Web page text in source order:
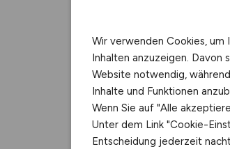
Wir verwenden Cookies,
Inhalten anzuzeigen. Davon
Website notwendig,
Inhalte und Funktionen
Wenn Sie auf "Alle
Unter dem Link "Cookie-
Entscheidung jederzeit